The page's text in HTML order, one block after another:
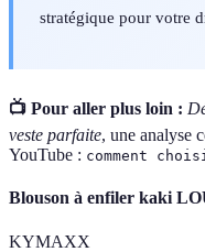
stratégique pour votre
📺 Pour aller plus loin :
veste parfaite, une analyse
YouTube : comment
Blouson à enfiler kaki
KYMAXX